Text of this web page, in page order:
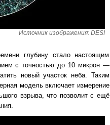
Источник изображения: DESI
глубину стало настоящим
с точностью до 10 микрон —
новый участок неба. Таким
модель включает измерение
взрыва, что позволит с ещё